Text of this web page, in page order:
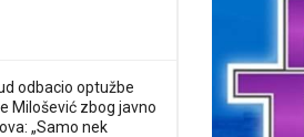
odbacio optužbe
Milošević zbog javno
„Samo nek